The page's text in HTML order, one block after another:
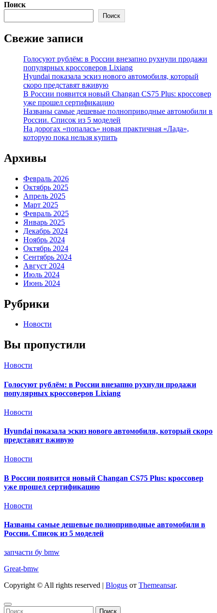
Поиск
Поиск
Свежие записи
Голосуют рублём: в России внезапно рухнули продажи
популярных кроссоверов Lixiang
Hyundai показала эскиз нового автомобиля, который
скоро представят вживую
В России появится новый Changan CS75 Plus: кроссовер
уже прошел сертификацию
Названы самые дешевые полноприводные автомобили в
России. Список из 5 моделей
На дорогах «попалась» новая практичная «Лада»,
которую пока нельзя купить
Архивы
Февраль 2026
Октябрь 2025
Апрель 2025
Март 2025
Февраль 2025
Январь 2025
Декабрь 2024
Ноябрь 2024
Октябрь 2024
Сентябрь 2024
Август 2024
Июль 2024
Июнь 2024
Рубрики
Новости
Вы пропустили
Новости
Голосуют рублём: в России внезапно рухнули продажи
популярных кроссоверов Lixiang
Новости
Hyundai показала эскиз нового автомобиля, который скоро
представят вживую
Новости
В России появится новый Changan CS75 Plus: кроссовер
уже прошел сертификацию
Новости
Названы самые дешевые полноприводные автомобили в
России. Список из 5 моделей
запчасти бу bmw
Great-bmw
Copyright © All rights reserved | Blogus от Themeansar.
Найти: